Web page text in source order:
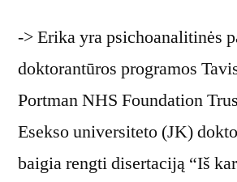
-> Erika yra psichoanalitinės
doktorantūros programos
Portman NHS Foundation
Esekso universiteto (JK)
baigia rengti disertaciją “Iš